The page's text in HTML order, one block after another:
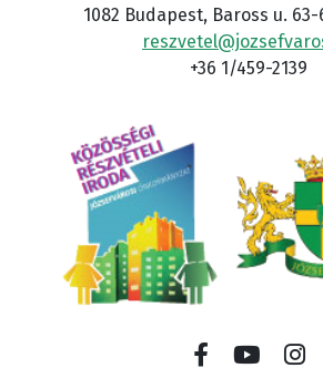
1082 Budapest, Baross u.
+36 1/459-2139